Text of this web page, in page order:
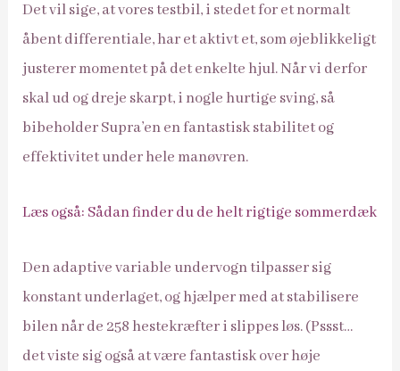
Det vil sige, at vores testbil, i stedet for et normalt
åbent differentiale, har et aktivt et, som øjeblikkeligt
justerer momentet på det enkelte hjul. Når vi derfor
skal ud og dreje skarpt, i nogle hurtige sving, så
bibeholder Supra’en en fantastisk stabilitet og
effektivitet under hele manøvren.
Læs også: Sådan finder du de helt rigtige sommerdæk
Den adaptive variable undervogn tilpasser sig
konstant underlaget, og hjælper med at stabilisere
bilen når de 258 hestekræfter i slippes løs. (Pssst…
det viste sig også at være fantastisk over høje